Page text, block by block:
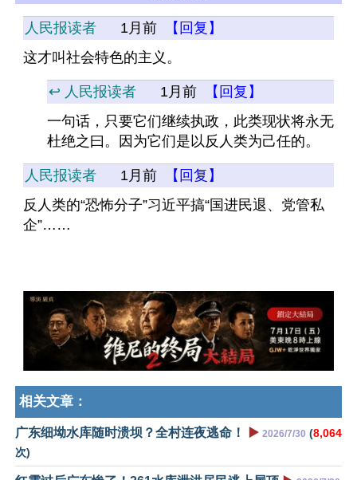
人民报读者 1月前
【回复】
这才叫社会特色的主义。
↩️ 人民报读者 1月前
【回复】
一句话，只要它们继续执政，此类现状将永无
杜绝之曰。因为它们是以反人类为己任的。
人民报读者 1月前
【回复】
反人类的“恐怖分子”习近平搞“国进民退、党管私
企”……
相关文章：
广东细坳水库随时溃坝？全村连夜逃命！ ▶️ 2026/7/30 (8,064
次)